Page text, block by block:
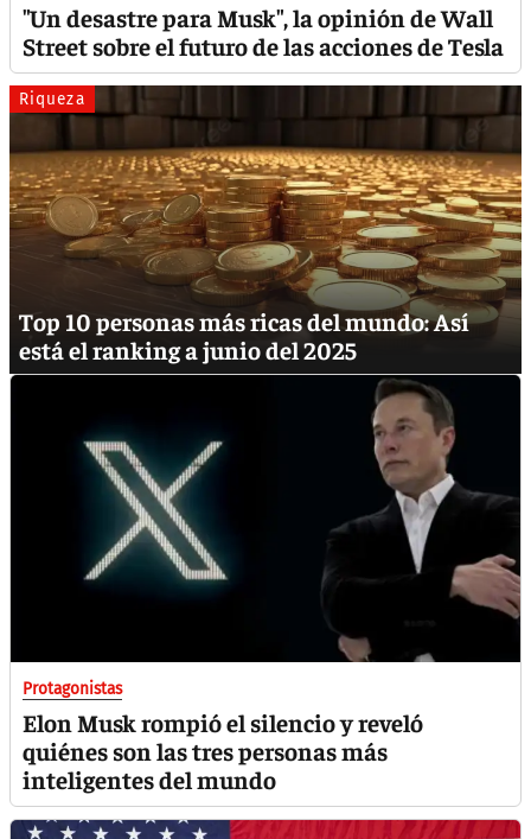
"Un desastre para Musk", la opinión de Wall
Street sobre el futuro de las acciones de Tesla
Riqueza
Top 10 personas más ricas del mundo: Así
está el ranking a junio del 2025
Protagonistas
Elon Musk rompió el silencio y reveló
quiénes son las tres personas más
inteligentes del mundo